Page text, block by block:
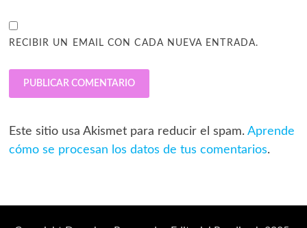
RECIBIR UN EMAIL CON CADA NUEVA ENTRADA.
Este sitio usa Akismet para reducir el spam. Aprende
cómo se procesan los datos de tus comentarios.